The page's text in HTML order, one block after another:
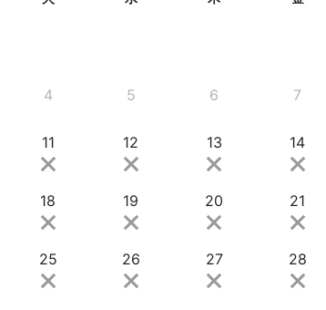
4 5 6 7
11 12 13 14
18 19 20 21
25 26 27 28